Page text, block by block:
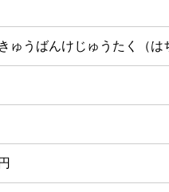
ゅうばんけじゅうたく（は